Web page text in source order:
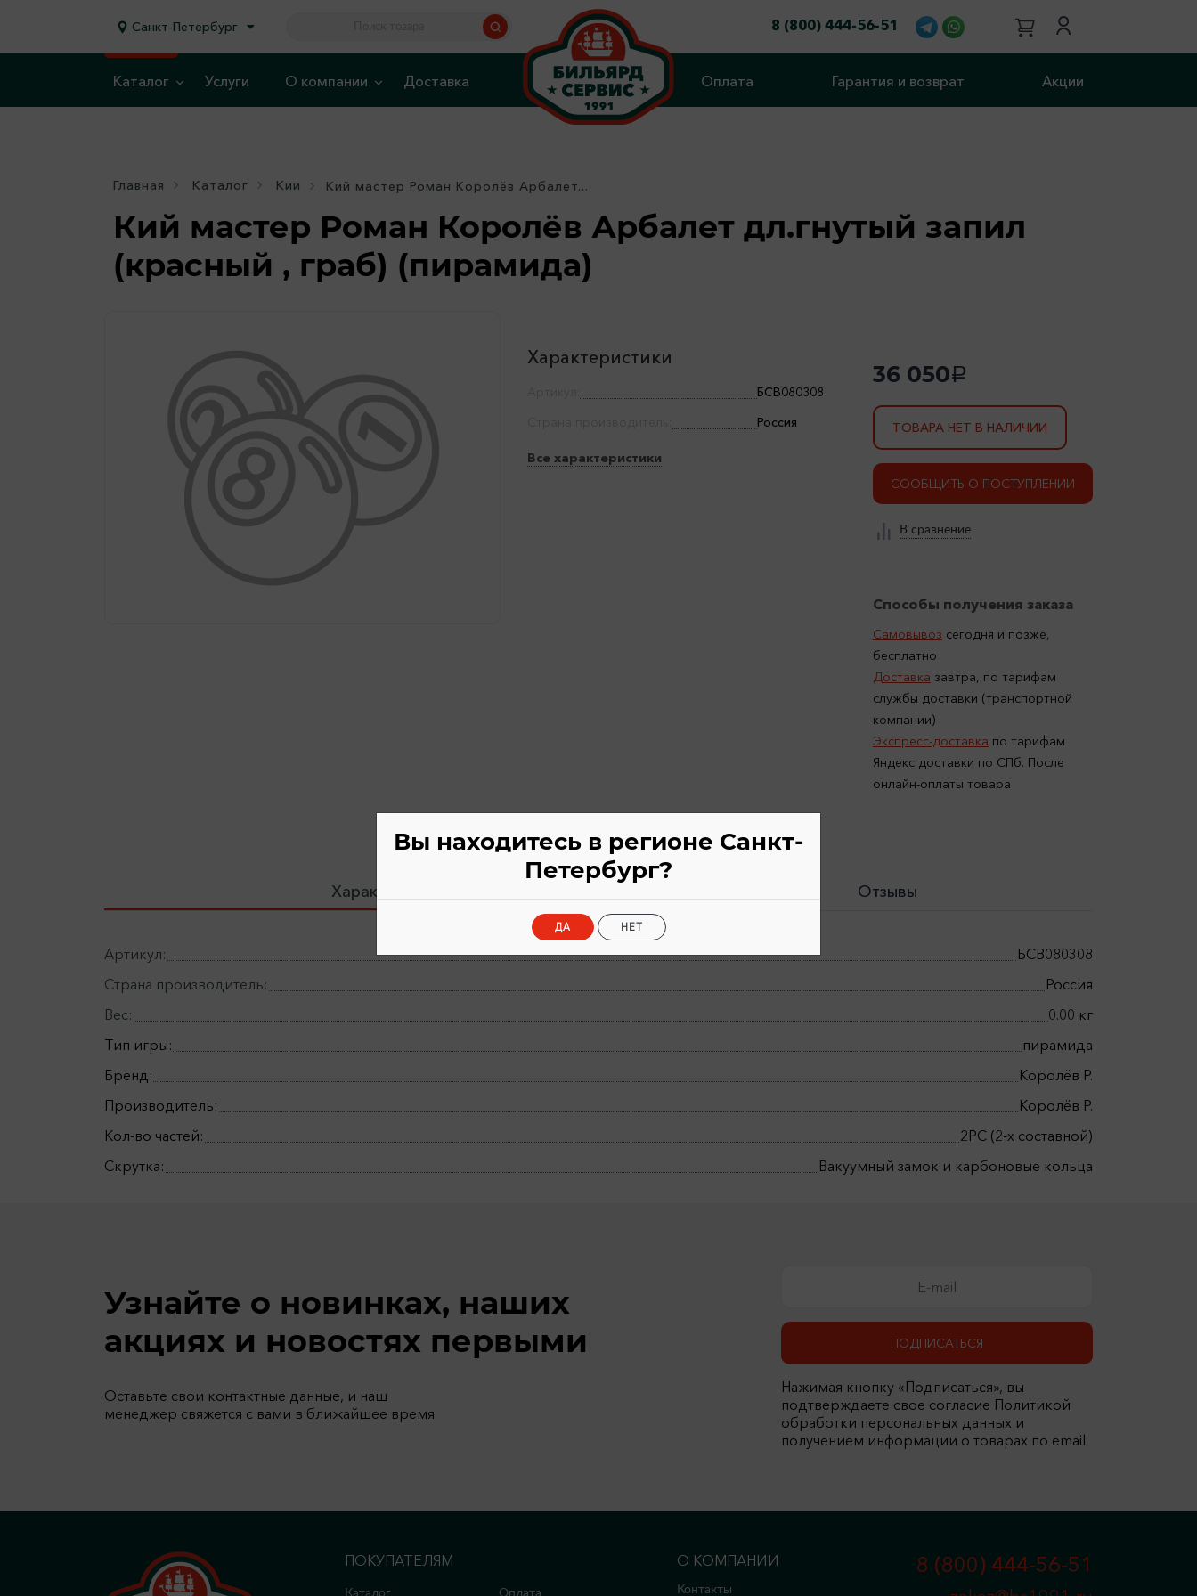
Санкт-Петербург 8 (800) 444-56-51
Каталог Услуги О компании Доставка Оплата Гарантия и возврат Акции
Главная Каталог Кии Кий мастер Роман Королёв Арбалет...
Кий мастер Роман Королёв Арбалет дл.гнутый запил
(красный , граб) (пирамида)
Характеристики
БСВ080308
Россия
Все характеристики
36 050a
ТОВАРА НЕТ В НАЛИЧИИ
СООБЩИТЬ О ПОСТУПЛЕНИИ
В сравнение
Способы получения заказа
Самовывоз сегодня и позже,
бесплатно
Доставка завтра, по тарифам
службы доставки (транспортной
компании)
Экспресс-доставка по тарифам
Яндекс доставки по СПб. После
онлайн-оплаты товара
Характеристики Отзывы
Артикул:
БСВ080308
Страна производитель:
Россия
Вес:
0.00 кг
Тип игры:
пирамида
Бренд:
Королёв Р.
Производитель:
Королёв Р.
Кол-во частей:
2РС (2-х составной)
Скрутка:
Вакуумный замок и карбоновые кольца
Узнайте о новинках, наших
акциях и новостях первыми
Оставьте свои контактные данные, и наш
менеджер свяжется с вами в ближайшее время
ПОДПИСАТЬСЯ
Нажимая кнопку «Подписаться», вы
подтверждаете свое согласие Политикой
обработки персональных данных и
получением информации о товарах по email
ПОКУПАТЕЛЯМ
Каталог Оплата
О КОМПАНИИ
Контакты
8 (800) 444-56-51
Вы находитесь в регионе Санкт-
Петербург?
ДА НЕТ